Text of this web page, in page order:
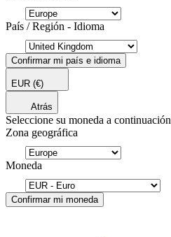
País / Región - Idioma
Confirmar mi país e idioma
EUR (€)
Atrás
Seleccione su moneda a continuación
Zona geográfica
Moneda
Confirmar mi moneda